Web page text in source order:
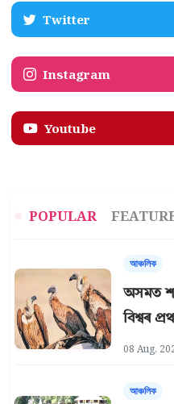
Twitter
Instagram
Youtube
POPULAR
আঞ্চলিক
অসমত
বিশ্বৰ
08 Aug,
আঞ্চলিক